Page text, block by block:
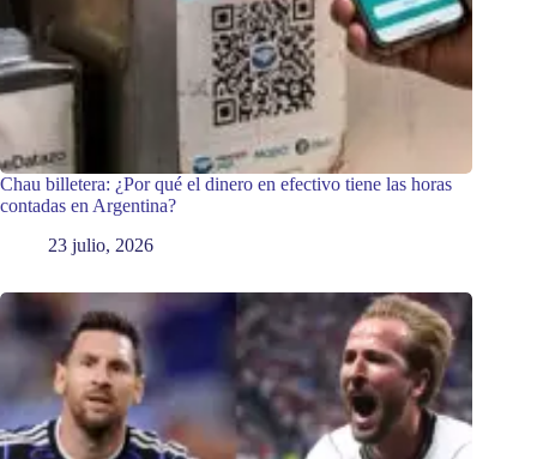
Chau billetera: ¿Por qué el dinero en efectivo tiene las horas
contadas en Argentina?
23 julio, 2026